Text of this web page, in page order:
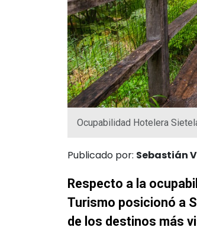
Ocupabilidad Hotelera
Publicado por: Sebastián
Respecto a la
Turismo posicionó a
de los destinos más